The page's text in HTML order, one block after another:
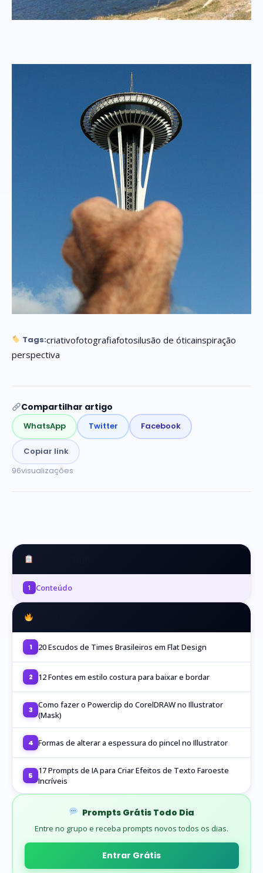
Tags:criativofotografiafotosilusão de óticainspiração
perspectiva
Compartilhar artigo
WhatsApp Twitter Facebook
Copiar link
96visualizações
1 Conteúdo
1 20 Escudos de Times Brasileiros em Flat Design
2 12 Fontes em estilo costura para baixar e bordar
3 Como fazer o Powerclip do CorelDRAW no Illustrator
(Mask)
4 Formas de alterar a espessura do pincel no Illustrator
5
17 Prompts de IA para Criar Efeitos de Texto Faroeste
Incríveis
Prompts Grátis Todo Dia
Entre no grupo e receba prompts novos todos os dias.
Entrar Grátis